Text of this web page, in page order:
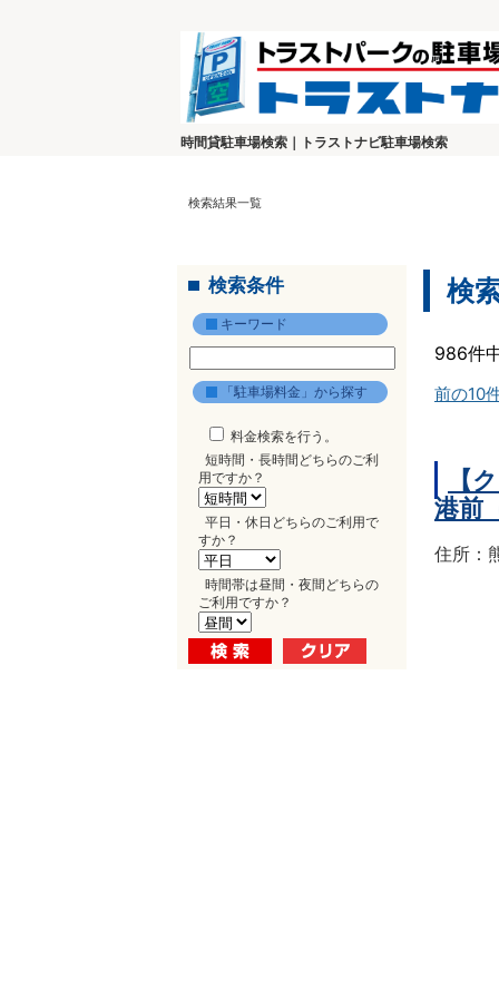
時間貸駐車場検索｜トラストナビ駐車場検索
検索結果一覧
検索条件
キーワード
「駐車場料金」から探す
料金検索を行う。
短時間・長時間どちらのご利
用ですか？
平日・休日どちらのご利用で
すか？
時間帯は昼間・夜間どちらの
ご利用ですか？
検
986件
前の10
【
港前
住所：